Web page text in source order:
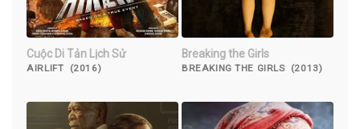
Cuộc Di Tản Lịch Sử
AIRLIFT (2016)
Breaking the Girls
BREAKING THE GIRLS (2013)